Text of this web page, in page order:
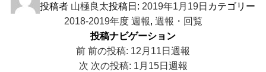
投稿者 山極良太投稿日: 2019年1月19日 カテゴリー
2018-2019年度 週報, 週報・回覧
投稿ナビゲーション
前 前の投稿: 12月11日週報
次 次の投稿: 1月15日週報